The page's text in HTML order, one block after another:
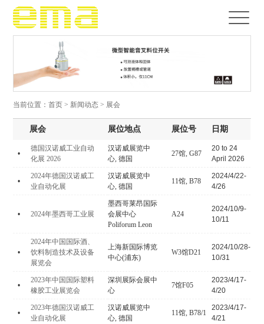
当前位置：首页 > 新闻动态> 展会
展会 展位地点 展位号 日期
•
德国汉诺威工业自动
化展 2026
汉诺威展览中
心, 德国
27馆, G87
20 to 24
April 2026
•
2024年德国汉诺威工
业自动化展
汉诺威展览中
心, 德国
11馆, B78
2024/4/22-
4/26
• 2024年墨西哥工业展
墨西哥莱昂国际
会展中心
Poliforum Leon
A24
2024/10/9-
10/11
•
2024年中国国际酒、
饮料制造技术及设备
展览会
上海新国际博览
中心(浦东)
W3馆D21
2024/10/28-
10/31
•
2023年中国国际塑料
橡胶工业展览会
深圳展际会展中
心
7馆F05
2023/4/17-
4/20
•
2023年德国汉诺威工
业自动化展
汉诺威展览中
心, 德国
11馆, B78/1
2023/4/17-
4/21